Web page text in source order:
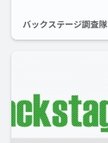
バックステージ調査隊